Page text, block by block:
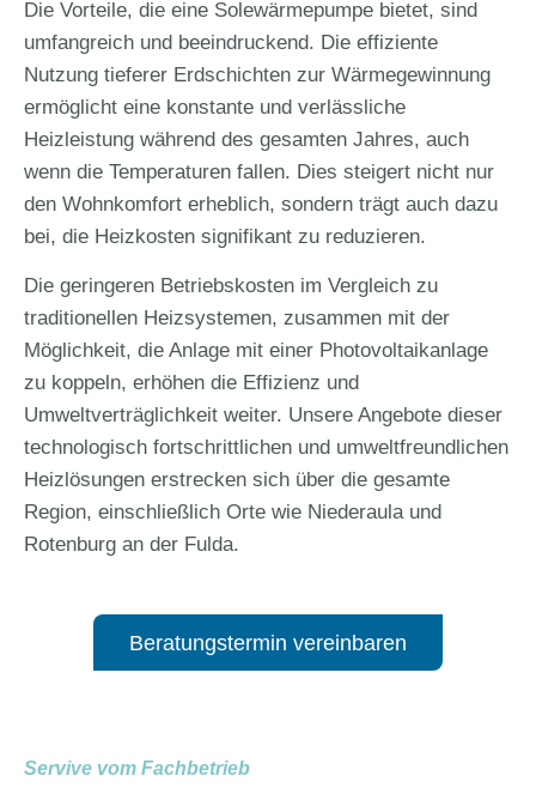
Die Vorteile, die eine Solewärmepumpe bietet, sind
umfangreich und beeindruckend. Die effiziente
Nutzung tieferer Erdschichten zur Wärmegewinnung
ermöglicht eine konstante und verlässliche
Heizleistung während des gesamten Jahres, auch
wenn die Temperaturen fallen. Dies steigert nicht nur
den Wohnkomfort erheblich, sondern trägt auch dazu
bei, die Heizkosten signifikant zu reduzieren.
Die geringeren Betriebskosten im Vergleich zu
traditionellen Heizsystemen, zusammen mit der
Möglichkeit, die Anlage mit einer Photovoltaikanlage
zu koppeln, erhöhen die Effizienz und
Umweltverträglichkeit weiter. Unsere Angebote dieser
technologisch fortschrittlichen und umweltfreundlichen
Heizlösungen erstrecken sich über die gesamte
Region, einschließlich Orte wie Niederaula und
Rotenburg an der Fulda.
Beratungstermin vereinbaren
Servive vom Fachbetrieb